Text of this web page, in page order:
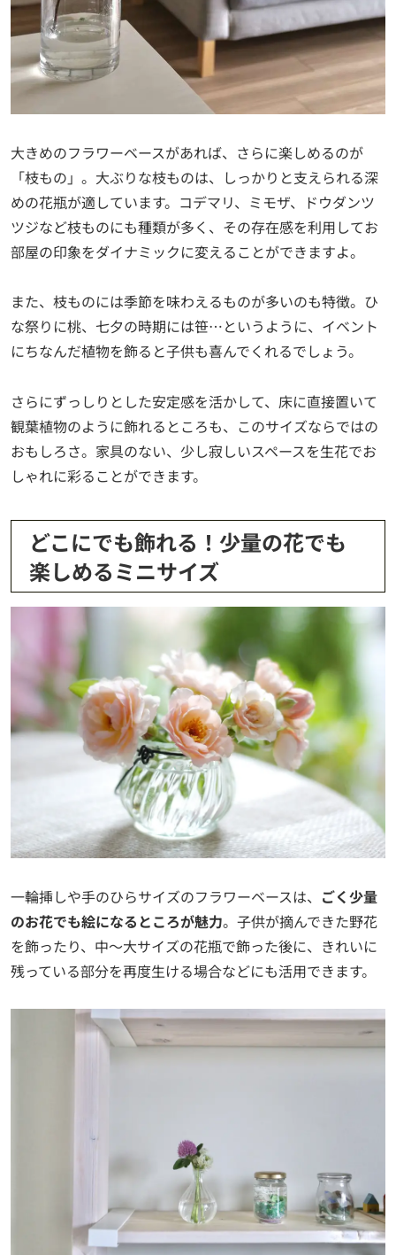
大きめのフラワーベースがあれば、さらに楽しめるのが
「枝もの」。大ぶりな枝ものは、しっかりと支えられる深
めの花瓶が適しています。コデマリ、ミモザ、ドウダンツ
ツジなど枝ものにも種類が多く、その存在感を利用してお
部屋の印象をダイナミックに変えることができますよ。
また、枝ものには季節を味わえるものが多いのも特徴。ひ
な祭りに桃、七夕の時期には笹…というように、イベント
にちなんだ植物を飾ると子供も喜んでくれるでしょう。
さらにずっしりとした安定感を活かして、床に直接置いて
観葉植物のように飾れるところも、このサイズならではの
おもしろさ。家具のない、少し寂しいスペースを生花でお
しゃれに彩ることができます。
どこにでも飾れる！少量の花でも
楽しめるミニサイズ
一輪挿しや手のひらサイズのフラワーベースは、 ごく少量
のお花でも絵になるところが魅力。子供が摘んできた野花
を飾ったり、中〜大サイズの花瓶で飾った後に、きれいに
残っている部分を再度生ける場合などにも活用できます。